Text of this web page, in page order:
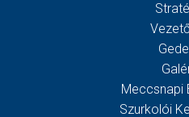
Meccsnapi
Szurkolói